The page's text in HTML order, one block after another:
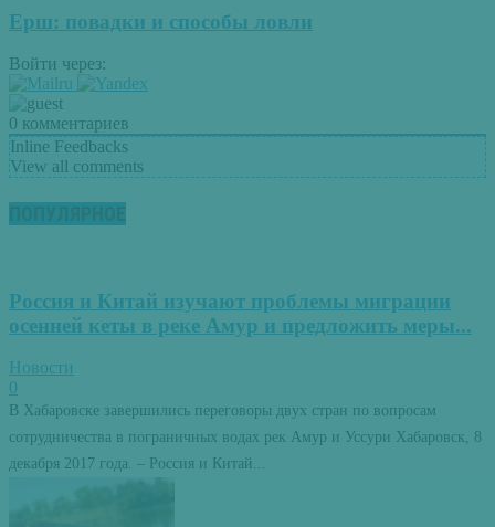
Ерш: повадки и способы ловли
Войти через:
0 комментариев
Inline Feedbacks
View all comments
ПОПУЛЯРНОЕ
Россия и Китай изучают проблемы миграции
осенней кеты в реке Амур и предложить меры...
Новости
0
В Хабаровске завершились переговоры двух стран по вопросам
сотрудничества в пограничных водах рек Амур и Уссури Хабаровск, 8
декабря 2017 года. – Россия и Китай...